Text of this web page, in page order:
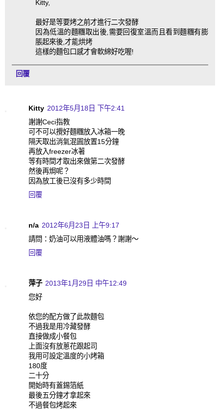
Kitty,
最好是等要烤之前才進行二次發酵
因為低溫的麵糰取出後,需要回復室溫而且看到麵糰有膨
脹起來後,才能烘烤
這樣的麵包口感才會軟綿好吃喔!
回覆
Kitty 2012年5月18日 下午2:41
謝謝Ceci指教
可不可以攪好麵糰放入冰箱一晚
隔天取出消氣混圓放置15分鐘
再放入freezer冰著
等有時間才取出來做第二次發酵
然後再焗呢？
因為放工後已沒有多少時間
回覆
n/a 2012年6月23日 上午9:17
請問：奶油可以用液體油嗎？謝謝～
回覆
萍子 2013年1月29日 中午12:49
您好
依您的配方做了此款麵包
不過我是用冷藏發酵
直接做成小餐包
上面沒有放蔥花跟起司
我用可設定溫度的小烤箱
180度
二十分
開始時有蓋錫箔紙
最後五分鐘才拿起來
不過餐包烤起來